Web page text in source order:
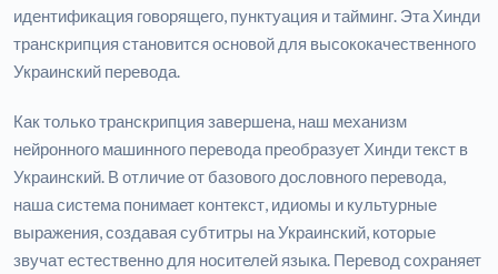
идентификация говорящего, пунктуация и тайминг. Эта Хинди
транскрипция становится основой для высококачественного
Украинский перевода.
Как только транскрипция завершена, наш механизм
нейронного машинного перевода преобразует Хинди текст в
Украинский. В отличие от базового дословного перевода,
наша система понимает контекст, идиомы и культурные
выражения, создавая субтитры на Украинский, которые
звучат естественно для носителей языка. Перевод сохраняет